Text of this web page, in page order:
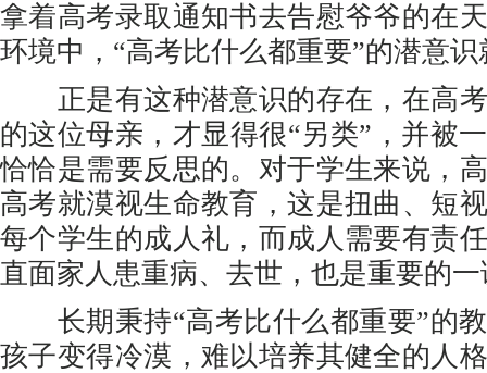
拿着高考录取通知书去告慰爷爷的在
环境中，“高考比什么都重要”的潜意
正是有这种潜意识的存在，在高考
的这位母亲，才显得很“另类”，并被
恰恰是需要反思的。对于学生来说，
高考就漠视生命教育，这是扭曲、短
每个学生的成人礼，而成人需要有责
直面家人患重病、去世，也是重要的
长期秉持“高考比什么都重要”的教
孩子变得冷漠，难以培养其健全的人